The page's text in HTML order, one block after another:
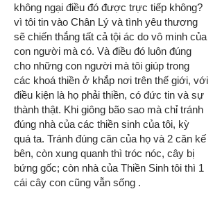
không ngại điều đó được trực tiếp không?
vì tôi tin vào Chân Lý và tình yêu thương
sẽ chiến thắng tất cả tội ác do vô minh của
con người mà có. Và điều đó luôn đúng
cho những con người mà tôi giúp trong
các khoá thiền ở khắp nơi trên thế giới, với
điều kiện là họ phải thiền, có đức tin và sự
thành thật. Khi giông bão sao mà chỉ tránh
đúng nhà của các thiền sinh của tôi, kỳ
quá ta. Tránh đúng căn của họ và 2 căn kế
bên, còn xung quanh thì tróc nóc, cây bị
bứng gốc; còn nhà của Thiền Sinh tôi thì 1
cái cây con cũng vẫn sống .